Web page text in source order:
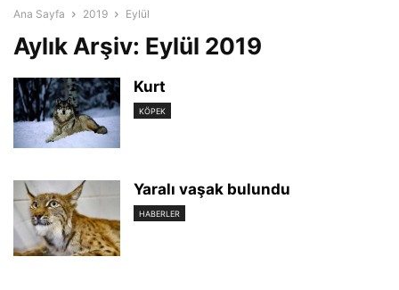
Ana Sayfa 2019 Eylül
Aylık Arşiv: Eylül 2019
Kurt
KÖPEK
Yaralı vaşak bulundu
HABERLER